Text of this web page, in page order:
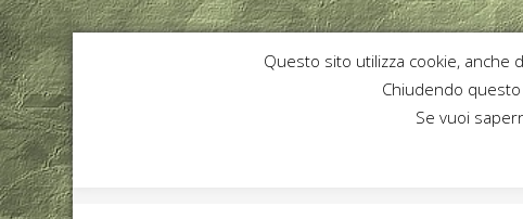
Questo sito utilizza cookie, anche
Chiudendo
Se vuoi